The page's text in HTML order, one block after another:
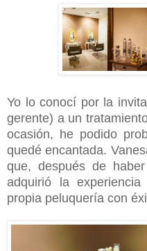
Yo lo conocí por la
gerente) a un
ocasión, he podido
quedé encantada.
que, después de
adquirió la
propia peluquería con